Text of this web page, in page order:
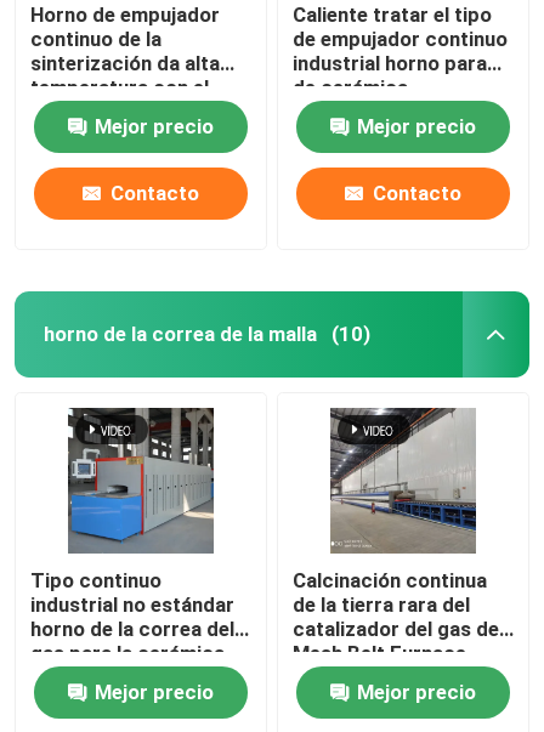
Horno de empujador
continuo de la
sinterización da alta
temperatura con el
carburo de silicio
Roces para las piezas
estructurales de la
circona del alúmina
Mejor precio
Contacto
Caliente tratar el tipo
de empujador continuo
industrial horno para
de cerámica
Mejor precio
Contacto
horno de la correa de la malla (10)
Tipo continuo
industrial no estándar
horno de la correa del
gas para la cerámica
Mejor precio
Calcinación continua
de la tierra rara del
catalizador del gas de
Mesh Belt Furnace
Energy Natural
Mejor precio